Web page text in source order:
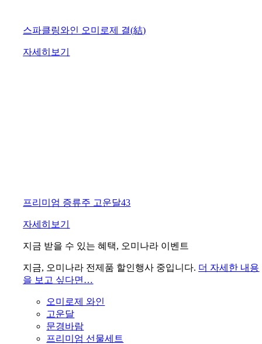
스파클링와인 오미로제 결(結)
자세히보기
프리미엄 증류주 고운달43
자세히보기
지금 받을 수 있는 혜택, 오미나라 이벤트
지금, 오미나라 전제품 할인행사 중입니다. 더 자세한 내용
을 보고 싶다면…
오미로제 와인
고운달
문경바람
프리미엄 선물세트